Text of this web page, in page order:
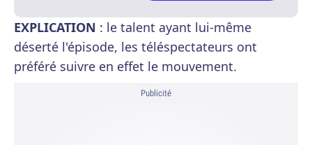
EXPLICATION : le talent ayant lui-même
déserté l'épisode, les téléspectateurs ont
préféré suivre en effet le mouvement.
Publicité